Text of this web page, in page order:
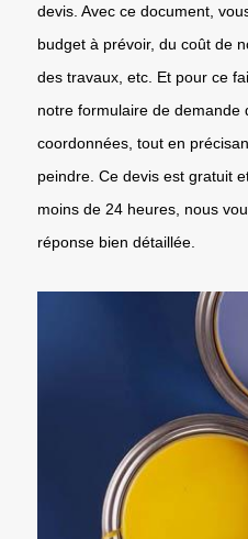
devis. Avec ce document,
budget à prévoir, du coût de
des travaux, etc. Et pour ce
notre formulaire de demande
coordonnées, tout en
peindre. Ce devis est gratuit
moins de 24 heures, nous
réponse bien détaillée.